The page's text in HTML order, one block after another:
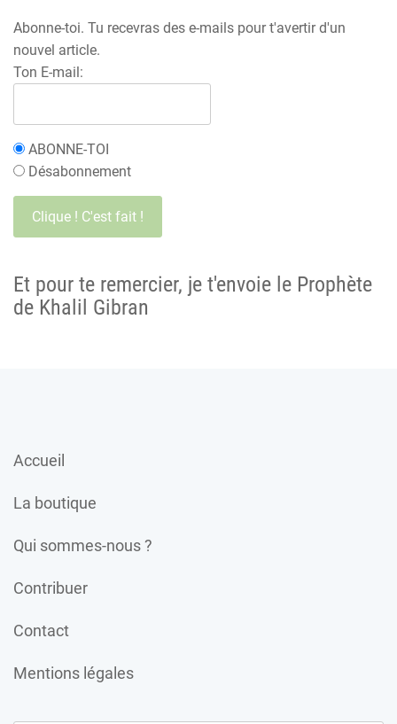
Abonne-toi. Tu recevras des e-mails pour t'avertir d'un
nouvel article.
Ton E-mail:
ABONNE-TOI
Désabonnement
Et pour te remercier, je t'envoie le Prophète
de Khalil Gibran
Accueil
La boutique
Qui sommes-nous ?
Contribuer
Contact
Mentions légales